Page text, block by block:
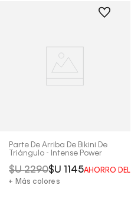
Parte De Arriba De Bikini De
Triángulo - Intense Power
$U 2290$U 1145AHORRO DEL
+ Más colores